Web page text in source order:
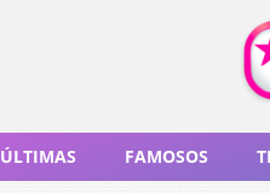
ÚLTIMAS FAMOSOS